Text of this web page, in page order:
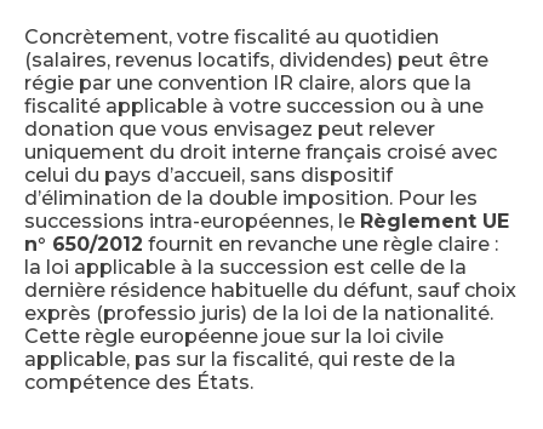
Concrètement, votre fiscalité au quotidien
(salaires, revenus locatifs, dividendes) peut être
régie par une convention IR claire, alors que la
fiscalité applicable à votre succession ou à une
donation que vous envisagez peut relever
uniquement du droit interne français croisé avec
celui du pays d’accueil, sans dispositif
d’élimination de la double imposition. Pour les
successions intra-européennes, le Règlement UE
n° 650/2012 fournit en revanche une règle claire :
la loi applicable à la succession est celle de la
dernière résidence habituelle du défunt, sauf choix
exprès (professio juris) de la loi de la nationalité.
Cette règle européenne joue sur la loi civile
applicable, pas sur la fiscalité, qui reste de la
compétence des États.